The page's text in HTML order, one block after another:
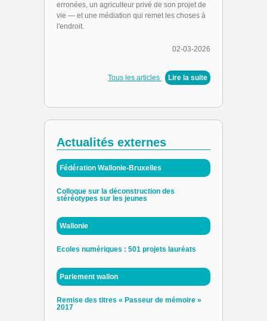
erronées, un agriculteur privé de son projet de
vie — et une médiation qui remet les choses à
l'endroit.
02-03-2026
Tous les articles Lire la suite
Actualités externes
Fédération Wallonie-Bruxelles
Colloque sur la déconstruction des
stéréotypes sur les jeunes
Wallonie
Ecoles numériques : 501 projets lauréats
Parlement wallon
Remise des titres « Passeur de mémoire »
2017